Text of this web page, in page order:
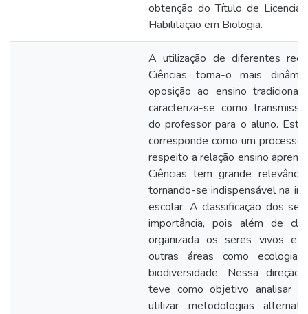
obtenção do Título de
Habilitação em Biologia.
A utilização de diferentes
Ciências torna-o mais
oposição ao ensino
caracteriza-se como
do professor para o aluno.
corresponde como um
respeito a relação ensino
Ciências tem grande
tornando-se indispensável na
escolar. A classificação dos
importância, pois além de
organizada os seres vivos
outras áreas como ecologia
biodiversidade. Nessa
teve como objetivo analisar
utilizar metodologias